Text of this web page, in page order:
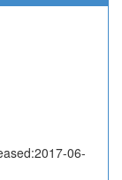
06-